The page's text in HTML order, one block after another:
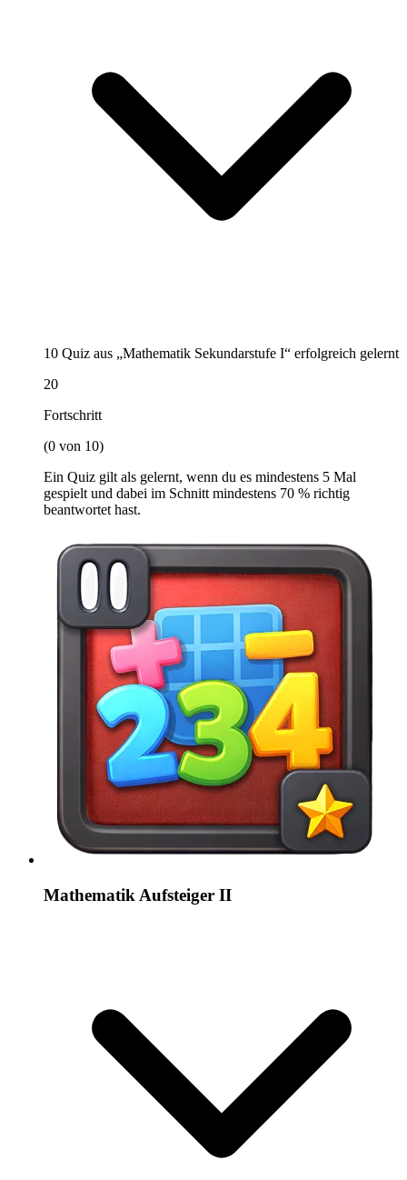
10 Quiz aus „Mathematik Sekundarstufe I“ erfolgreich gelernt
20
Fortschritt
(0 von 10)
Ein Quiz gilt als gelernt, wenn du es mindestens 5 Mal
gespielt und dabei im Schnitt mindestens 70 % richtig
beantwortet hast.
Mathematik Aufsteiger II